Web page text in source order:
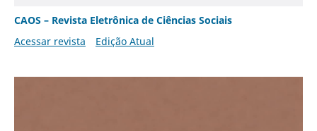
CAOS – Revista Eletrônica de Ciências Sociais
Acessar revista
Edição Atual